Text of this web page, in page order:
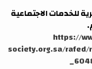
للخدمات الاجتماعية
https://
society.org.sa/